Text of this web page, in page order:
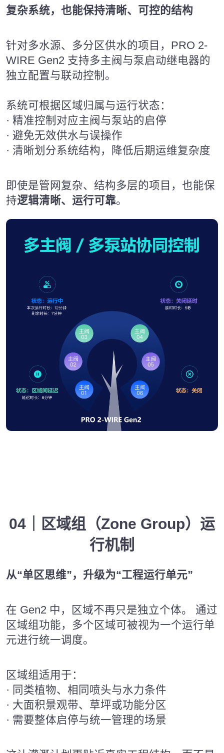
复杂系统，也能保持清晰、可控的结构
针对多水源、多分区供水的项目，PRO 2-
WIRE Gen2 支持多主阀与泵启动继电器的
独立配置与联动控制。
系统可根据区域归属与运行状态：
· 精准控制对应主阀与泵站的启停
· 避免无效供水与误操作
· 清晰划分系统结构，降低后期运维复杂度
即使是管网复杂、结构多层的项目，也能保
持逻辑清晰、运行可靠。
04｜区域组（Zone Group）运
行机制
从“单区思维”，升级为“工程运行单元”
在 Gen2 中，区域不再只是独立个体。 通过
区域组功能，多个区域可被视为一个运行单
元进行统一调度。
区域组适用于：
· 同类植物、相同喷头与水力条件
· 大面积景观带、草坪或功能分区
· 需要整体启停与统一管理的场景